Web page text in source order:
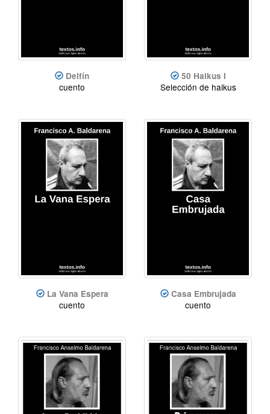
Delfín
cuento
50 Haikus I
Selección de haikus
La Vana Espera
cuento
Casa Embrujada
cuento